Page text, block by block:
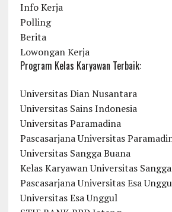
Info Kerja
Polling
Berita
Lowongan Kerja
Program Kelas Karyawan Terbaik:
Universitas Dian Nusantara
Universitas Sains Indonesia
Universitas Paramadina
Pascasarjana Universitas
Universitas Sangga Buana
Kelas Karyawan Universitas
Pascasarjana Universitas Esa
Universitas Esa Unggul